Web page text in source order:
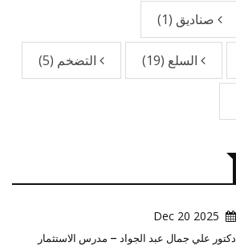
صناديق (1)
السلع (19) التضخم (5)
2025 Dec 20
دكتور علي جمال عبد الجواد – مدرس الاستثمار